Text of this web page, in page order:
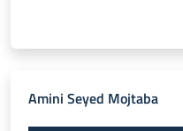
Amini Seyed Mojtaba